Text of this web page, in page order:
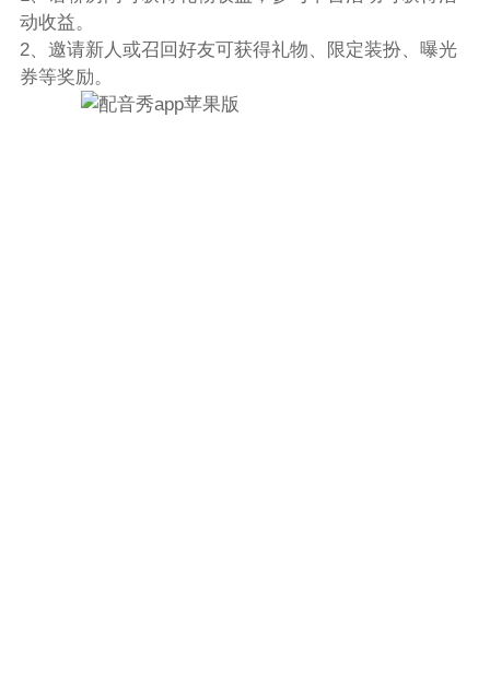
动收益。
2、邀请新人或召回好友可获得礼物、限定装扮、曝光
券等奖励。